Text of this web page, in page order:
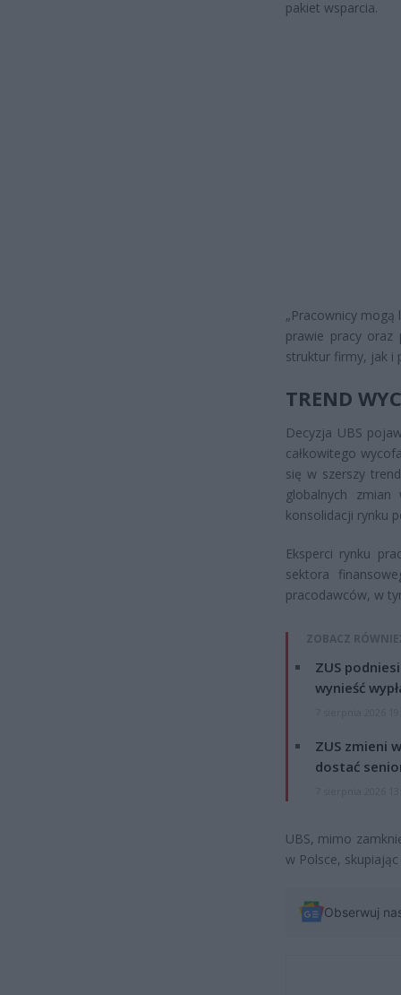
pakiet wsparcia.
„Pracownicy
prawie pracy oraz
struktur firmy, jak i
TREND
Decyzja UBS
całkowitego
się w szerszy
globalnych
konsolidacji rynku
Eksperci rynku
sektora
pracodawców, w
ZOBACZ
ZUS
wynieść
ZUS zmieni
dostać
UBS, mimo
w Polsce,
Obserwuj